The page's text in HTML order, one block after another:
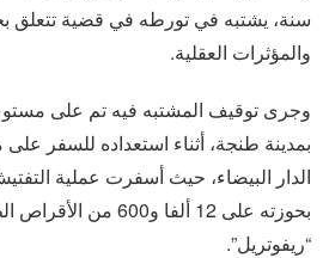
سنة، يشتبه في تورطه في قضية تتعلق
والمؤثرات العقلية.
وجرى توقيف المشتبه فيه تم على
بمدينة طنجة، أثناء استعداده للسفر
الدار البيضاء، حيث أسفرت عملية
بحوزته على 12 ألفا
“ريفوتريل”.